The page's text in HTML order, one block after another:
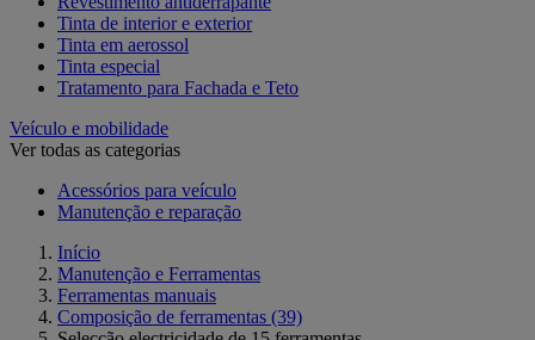
Tinta de interior e exterior
Tinta em aerossol
Tinta especial
Tratamento para Fachada e Teto
Veículo e mobilidade
Ver todas as categorias
Acessórios para veículo
Manutenção e reparação
Início
Manutenção e Ferramentas
Ferramentas manuais
Composição de ferramentas (39)